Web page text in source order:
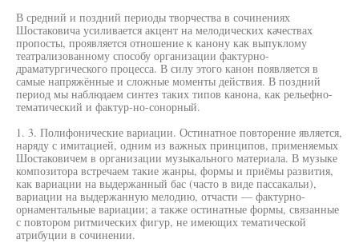
В средний и поздний периоды творчества в сочинениях
Шостаковича усиливается акцент на мелодических качествах
пропосты, проявляется отношение к канону как выпуклому
театрализованному способу организации фактурно-
драматургического процесса. В силу этого канон появляется в
самые напряжённые и сложные моменты действия. В поздний
период мы наблюдаем синтез таких типов канона, как рельефно-
тематический и фактур-но-сонорный.
1. 3. Полифонические вариации. Остинатное повторение является,
наряду с имитацией, одним из важных принципов, применяемых
Шостаковичем в организации музыкального материала. В музыке
композитора встречаем такие жанры, формы и приёмы развития,
как вариации на выдержанный бас (часто в виде пассакальи),
вариации на выдержанную мелодию, отчасти — фактурно-
орнаментальные вариации; а также остинатные формы, связанные
с повтором ритмических фигур, не имеющих тематической
атрибуции в сочинении.